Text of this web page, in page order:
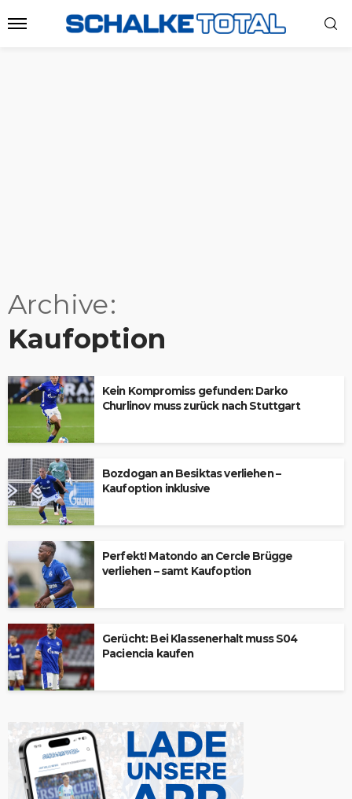
Archive
Kaufoption
Kein Kompromiss gefunden: Darko
Churlinov muss zurück nach Stuttgart
Bozdogan an Besiktas verliehen –
Kaufoption inklusive
Perfekt! Matondo an Cercle Brügge
verliehen – samt Kaufoption
Gerücht: Bei Klassenerhalt muss S04
Paciencia kaufen